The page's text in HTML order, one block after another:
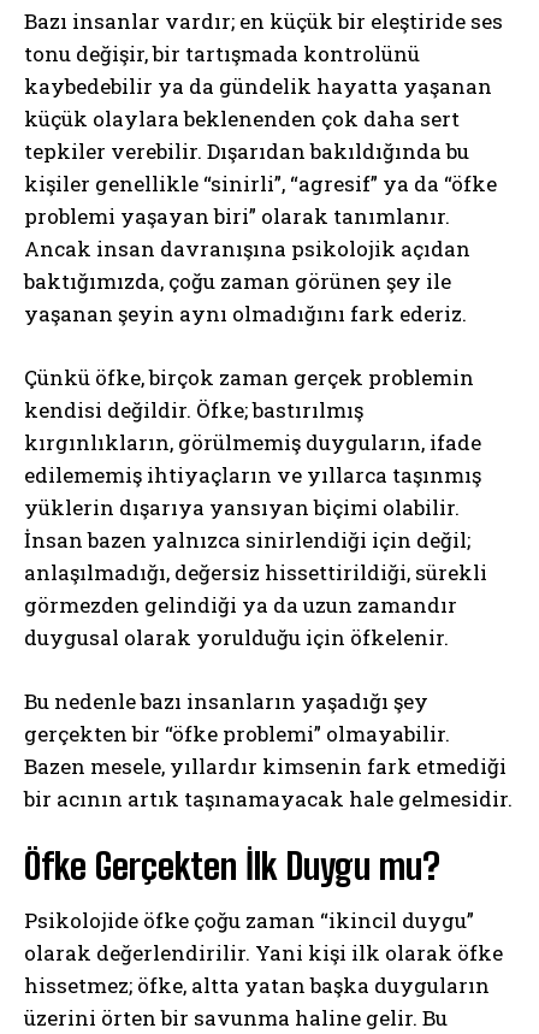
Bazı insanlar vardır; en küçük bir eleştiride ses
tonu değişir, bir tartışmada kontrolünü
kaybedebilir ya da gündelik hayatta yaşanan
küçük olaylara beklenenden çok daha sert
tepkiler verebilir. Dışarıdan bakıldığında bu
kişiler genellikle “sinirli”, “agresif” ya da “öfke
problemi yaşayan biri” olarak tanımlanır.
Ancak insan davranışına psikolojik açıdan
baktığımızda, çoğu zaman görünen şey ile
yaşanan şeyin aynı olmadığını fark ederiz.
Çünkü öfke, birçok zaman gerçek problemin
kendisi değildir. Öfke; bastırılmış
kırgınlıkların, görülmemiş duyguların, ifade
edilememiş ihtiyaçların ve yıllarca taşınmış
yüklerin dışarıya yansıyan biçimi olabilir.
İnsan bazen yalnızca sinirlendiği için değil;
anlaşılmadığı, değersiz hissettirildiği, sürekli
görmezden gelindiği ya da uzun zamandır
duygusal olarak yorulduğu için öfkelenir.
Bu nedenle bazı insanların yaşadığı şey
gerçekten bir “öfke problemi” olmayabilir.
Bazen mesele, yıllardır kimsenin fark etmediği
bir acının artık taşınamayacak hale gelmesidir.
Öfke Gerçekten İlk Duygu mu?
Psikolojide öfke çoğu zaman “ikincil duygu”
olarak değerlendirilir. Yani kişi ilk olarak öfke
hissetmez; öfke, altta yatan başka duyguların
üzerini örten bir savunma haline gelir. Bu